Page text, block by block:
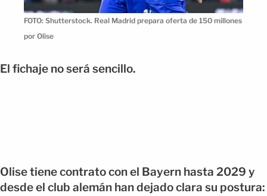
FOTO: Shutterstock. Real Madrid prepara oferta de 150 millones
por Olise
El fichaje no será sencillo.
Olise tiene contrato con el Bayern hasta 2029 y
desde el club alemán han dejado clara su postura: